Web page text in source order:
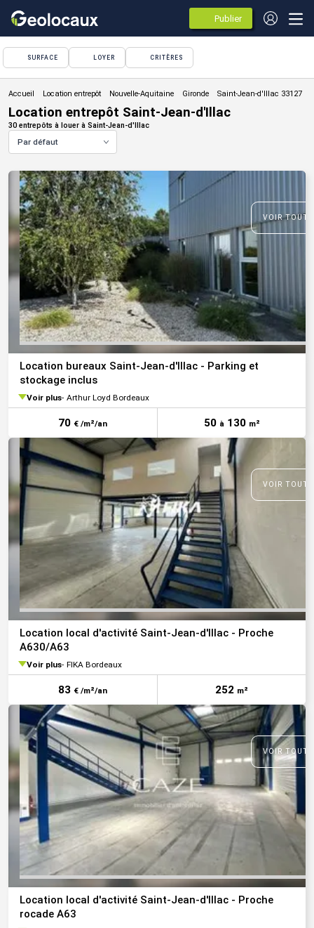
Publier
des
annonces
SURFACE LOYER CRITÈRES
Location entrepôt
Location entrepôt Saint-Jean-d'Illac
30 entrepôts à louer à Saint-Jean-d'Illac
Par défaut
VOIR
Location bureaux Saint-Jean-d'Illac - Parking et
stockage inclus
Voir plus Arthur Loyd Bordeaux
70 € /m²/an 50 à130 m²
VOIR
Location local d'activité Saint-Jean-d'Illac - Proche
A630/A63
Voir plus FIKA Bordeaux
83 € /m²/an 252 m²
VOIR
Location local d'activité Saint-Jean-d'Illac - Proche
rocade A63